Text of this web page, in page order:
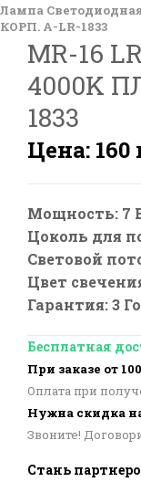
Лампа
КОРП. A-LR-1833
MR-16
4000K
1833
Цена:
Мощность: 7
Цоколь для
Световой
Цвет
Гарантия: 3
Бесплатная
При заказе от
Оплата при
Нужна скидка
Звоните!
Стань